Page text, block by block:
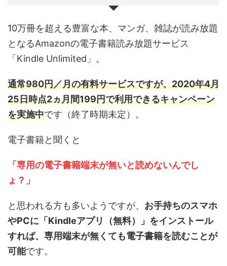
10万冊を超える豊富な本、マンガ、雑誌が読み放題
となるAmazonの電子書籍読み放題サービス
「Kindle Unlimited」。
通常980円／月の有料サービスですが、2020年4月
25日時点2ヵ月間199円で利用できるキャンペーン
を実施中です（終了時期未定）。
電子書籍と聞くと
「専用の電子書籍端末が無いと読めないんでし
ょ？」
と思われる方も多いようですが、 お手持ちのスマホ
やPCに「Kindleアプリ（無料）」をインストール
すれば、専用端末が無くても電子書籍を読むことが
可能です。